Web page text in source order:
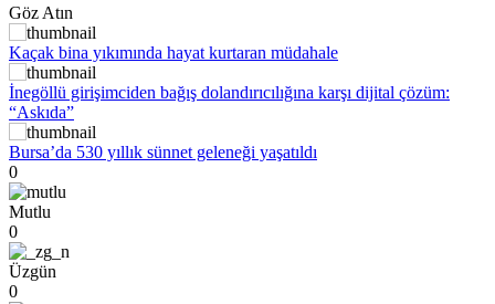
Göz Atın
Kaçak bina yıkımında hayat kurtaran müdahale
İnegöllü girişimciden bağış dolandırıcılığına karşı dijital çözüm:
“Askıda”
Bursa’da 530 yıllık sünnet geleneği yaşatıldı
0
Mutlu
0
Üzgün
0